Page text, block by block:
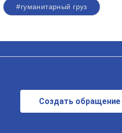
#гуманитарный груз
Создать обращение